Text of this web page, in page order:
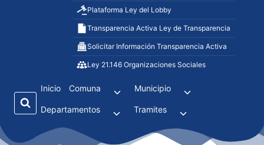
Plataforma Ley del Lobby
Transparencia Activa Ley de Transparencia
Solicitar Información Transparencia Activa
Ley 21.146 Organizaciones Sociales
Inicio Comuna Municipio
Departamentos Tramites